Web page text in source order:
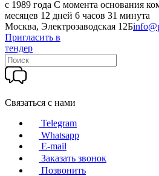
c 1989 года С момента основания
месяцев 12 дней 6 часов 31 минута
Москва, Электрозаводская 12Б
Пригласить в
тендер
Связаться с нами
Telegram
Whatsapp
E-mail
Заказать звонок
Позвонить